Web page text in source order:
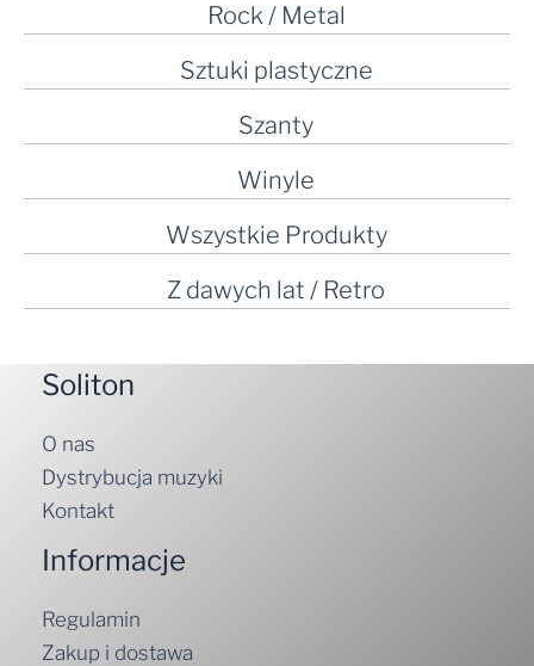
Rock / Metal
Sztuki plastyczne
Szanty
Winyle
Wszystkie Produkty
Z dawych lat / Retro
Soliton
O nas
Dystrybucja muzyki
Kontakt
Informacje
Regulamin
Zakup i dostawa